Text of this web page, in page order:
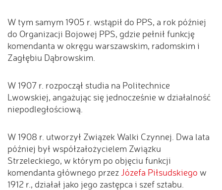
W tym samym 1905 r. wstąpił do PPS, a rok później
do Organizacji Bojowej PPS, gdzie pełnił funkcję
komendanta w okręgu warszawskim, radomskim i
Zagłębiu Dąbrowskim.
W 1907 r. rozpoczął studia na Politechnice
Lwowskiej, angażując się jednocześnie w działalność
niepodległościową.
W 1908 r. utworzył Związek Walki Czynnej. Dwa lata
później był współzałożycielem Związku
Strzeleckiego, w którym po objęciu funkcji
komendanta głównego przez Józefa Piłsudskiego w
1912 r., działał jako jego zastępca i szef sztabu.